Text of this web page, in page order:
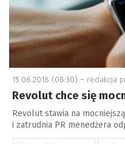
15.06.2018 (08:30) – redakcja
Revolut chce się
Revolut stawia na
i zatrudnia PR menedżera